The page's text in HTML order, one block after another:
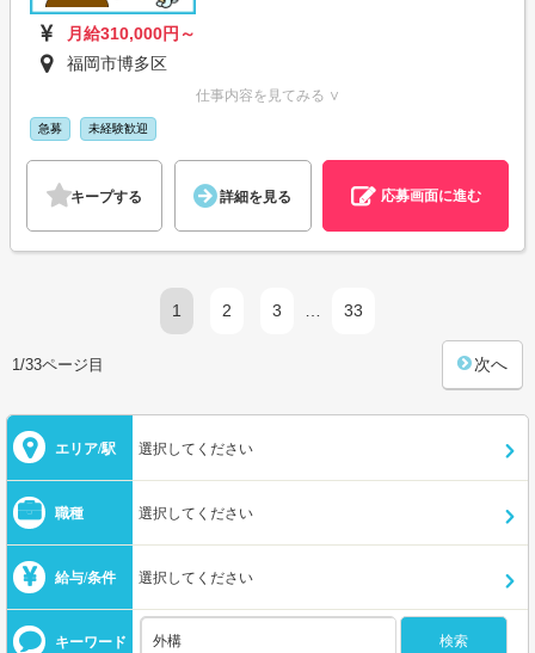
月給310,000円～
福岡市博多区
仕事内容を見てみる ∨
急募 未経験歓迎
キープする 詳細を見る 応募画面に進む
1 2 3 33
1/33ページ目 次へ
エリア/駅 選択してください
職種 選択してください
給与/条件 選択してください
キーワード